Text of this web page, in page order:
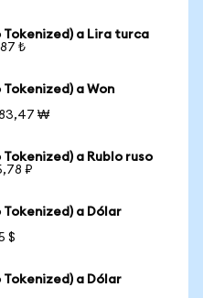
Tokenized) a Lira turca
₺
Tokenized) a Won
₩
Tokenized) a Rublo ruso
₽
Tokenized) a Dólar
$
Tokenized) a Dólar